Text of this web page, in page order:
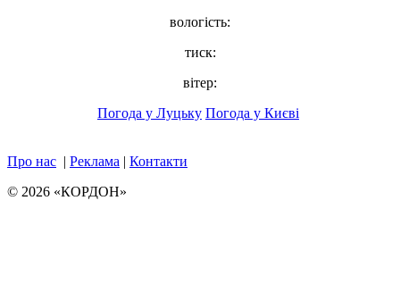
вологість:
тиск:
вітер:
Погода у Луцьку Погода у Києві
Про нас | Реклама | Контакти
© 2026 «КОРДОН»